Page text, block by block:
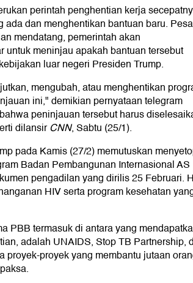
perintah penghentian kerja
ada dan menghentikan bantuan baru.
mendatang, pemerintah akan
untuk meninjau apakah bantuan tersebut
luar negeri Presiden Trump.
mengubah, atau menghentikan
ini," demikian pernyataan telegram
peninjauan tersebut harus
dilansirCNN, Sabtu (25/1).
pada Kamis (27/2) memutuskan
Badan Pembangunan Internasional AS
pengadilan yang dirilis 25 Februari.
HIV serta program kesehatan
PBB termasuk di antara yang
adalah UNAIDS, Stop TB Partnership,
proyek-proyek yang membantu jutaan